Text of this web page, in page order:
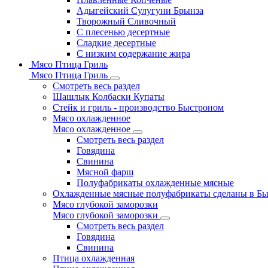
Адыгейский Сулугуни Брынза
Творожный Сливочный
С плесенью десертные
Сладкие десертные
С низким содержание жира
Мясо Птица Гриль
Мясо Птица Гриль
Смотреть весь раздел
Шашлык Колбаски Купаты
Стейк и гриль - производство Быстроном
Мясо охлажденное
Мясо охлажденное
Смотреть весь раздел
Говядина
Свинина
Мясной фарш
Полуфабрикаты охлажденные мясные
Охлажденные мясные полуфабрикаты сделаны в
Мясо глубокой заморозки
Мясо глубокой заморозки
Смотреть весь раздел
Говядина
Свинина
Птица охлажденная